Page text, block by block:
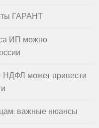
ГАРАНТ
ИП можно
НДФЛ может привести
важные нюансы